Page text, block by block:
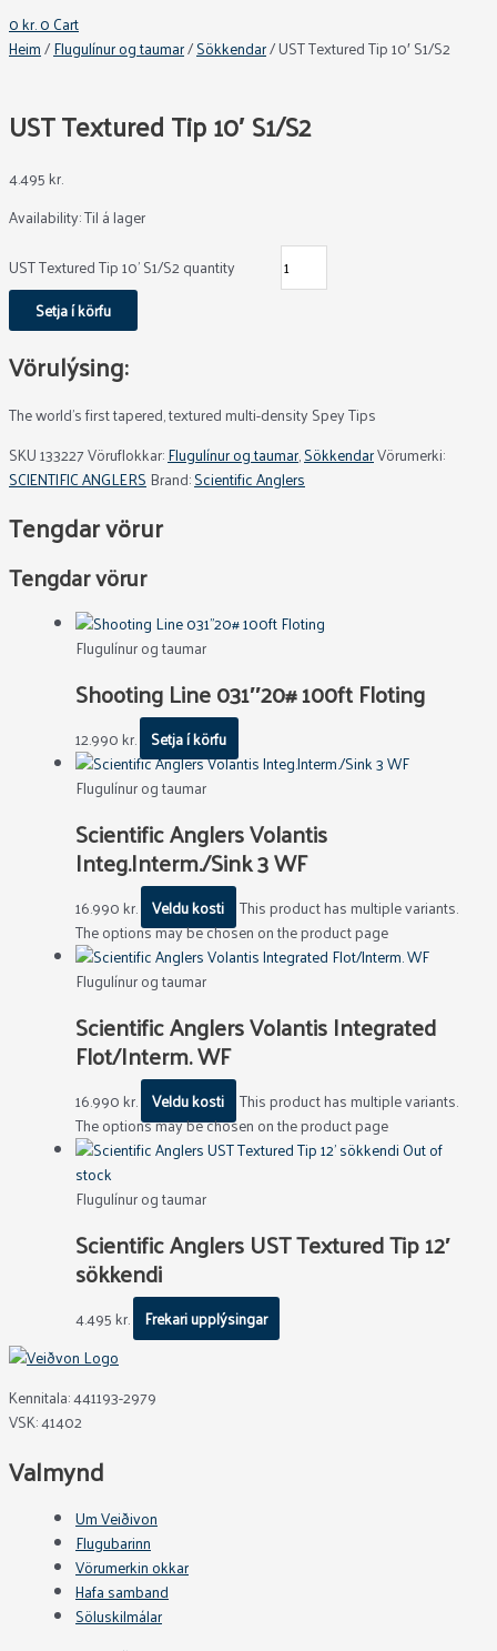
0kr.0Cart
Heim/Flugulínur og taumar/Sökkendar/ UST Textured Tip 10′ S1/S2
UST Textured Tip 10′ S1/S2
4.495kr.
Availability:Til á lager
UST Textured Tip 10' S1/S2 quantity
Setja í körfu
Vörulýsing:
The world’s first tapered, textured multi-density Spey Tips
SKU133227Vöruflokkar:Flugulínur og taumar,SökkendarVörumerki:
SCIENTIFIC ANGLERS Brand:Scientific Anglers
Tengdar vörur
Tengdar vörur
Flugulínur og taumar
Shooting Line 031″20# 100ft Floting
12.990kr. Setja í körfu
Flugulínur og taumar
Scientific Anglers Volantis
Integ.Interm./Sink 3 WF
16.990kr. Veldu kosti This product has multiple variants.
The options may be chosen on the product page
Flugulínur og taumar
Scientific Anglers Volantis Integrated
Flot/Interm. WF
16.990kr. Veldu kosti This product has multiple variants.
The options may be chosen on the product page
Out of
stock
Flugulínur og taumar
Scientific Anglers UST Textured Tip 12′
sökkendi
4.495kr. Frekari upplýsingar
Kennitala: 441193-2979
VSK: 41402
Valmynd
Um Veiðivon
Flugubarinn
Vörumerkin okkar
Hafa samband
Söluskilmálar